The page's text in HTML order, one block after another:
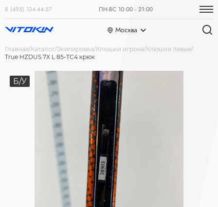
8 (495) 134-44-57 ПН-ВС 10:00 - 21:00
Москва
Главная Каталог Экипировка Клюшки игрока Клюшки левые
True HZDUS 7X L 85-ТС4 крюк
Б/У